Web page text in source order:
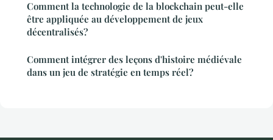
Comment la technologie de la blockchain peut-elle
être appliquée au développement de jeux
décentralisés?
Comment intégrer des leçons d'histoire médiévale
dans un jeu de stratégie en temps réel?